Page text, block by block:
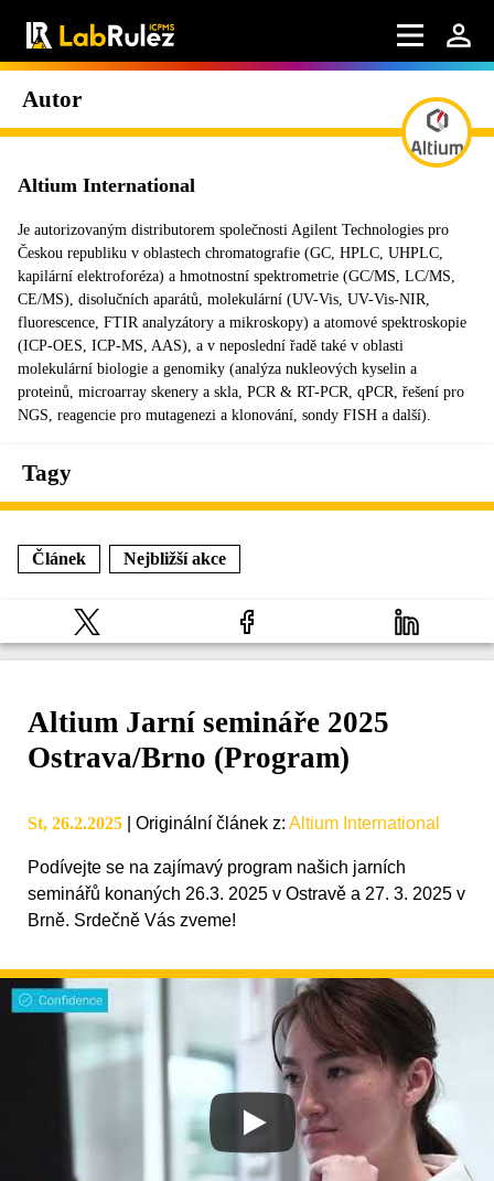
Autor
Altium International
Je autorizovaným distributorem společnosti Agilent Technologies pro
Českou republiku v oblastech chromatografie (GC, HPLC, UHPLC,
kapilární elektroforéza) a hmotnostní spektrometrie (GC/MS, LC/MS,
CE/MS), disolučních aparátů, molekulární (UV-Vis, UV-Vis-NIR,
fluorescence, FTIR analyzátory a mikroskopy) a atomové spektroskopie
(ICP-OES, ICP-MS, AAS), a v neposlední řadě také v oblasti
molekulární biologie a genomiky (analýza nukleových kyselin a
proteinů, microarray skenery a skla, PCR & RT-PCR, qPCR, řešení pro
NGS, reagencie pro mutagenezi a klonování, sondy FISH a další).
Tagy
Článek Nejbližší akce
Altium Jarní semináře 2025
Ostrava/Brno (Program)
St, 26.2.2025 Originální článek z: Altium International
Podívejte se na zajímavý program našich jarních
seminářů konaných 26.3. 2025 v Ostravě a 27. 3. 2025 v
Brně. Srdečně Vás zveme!